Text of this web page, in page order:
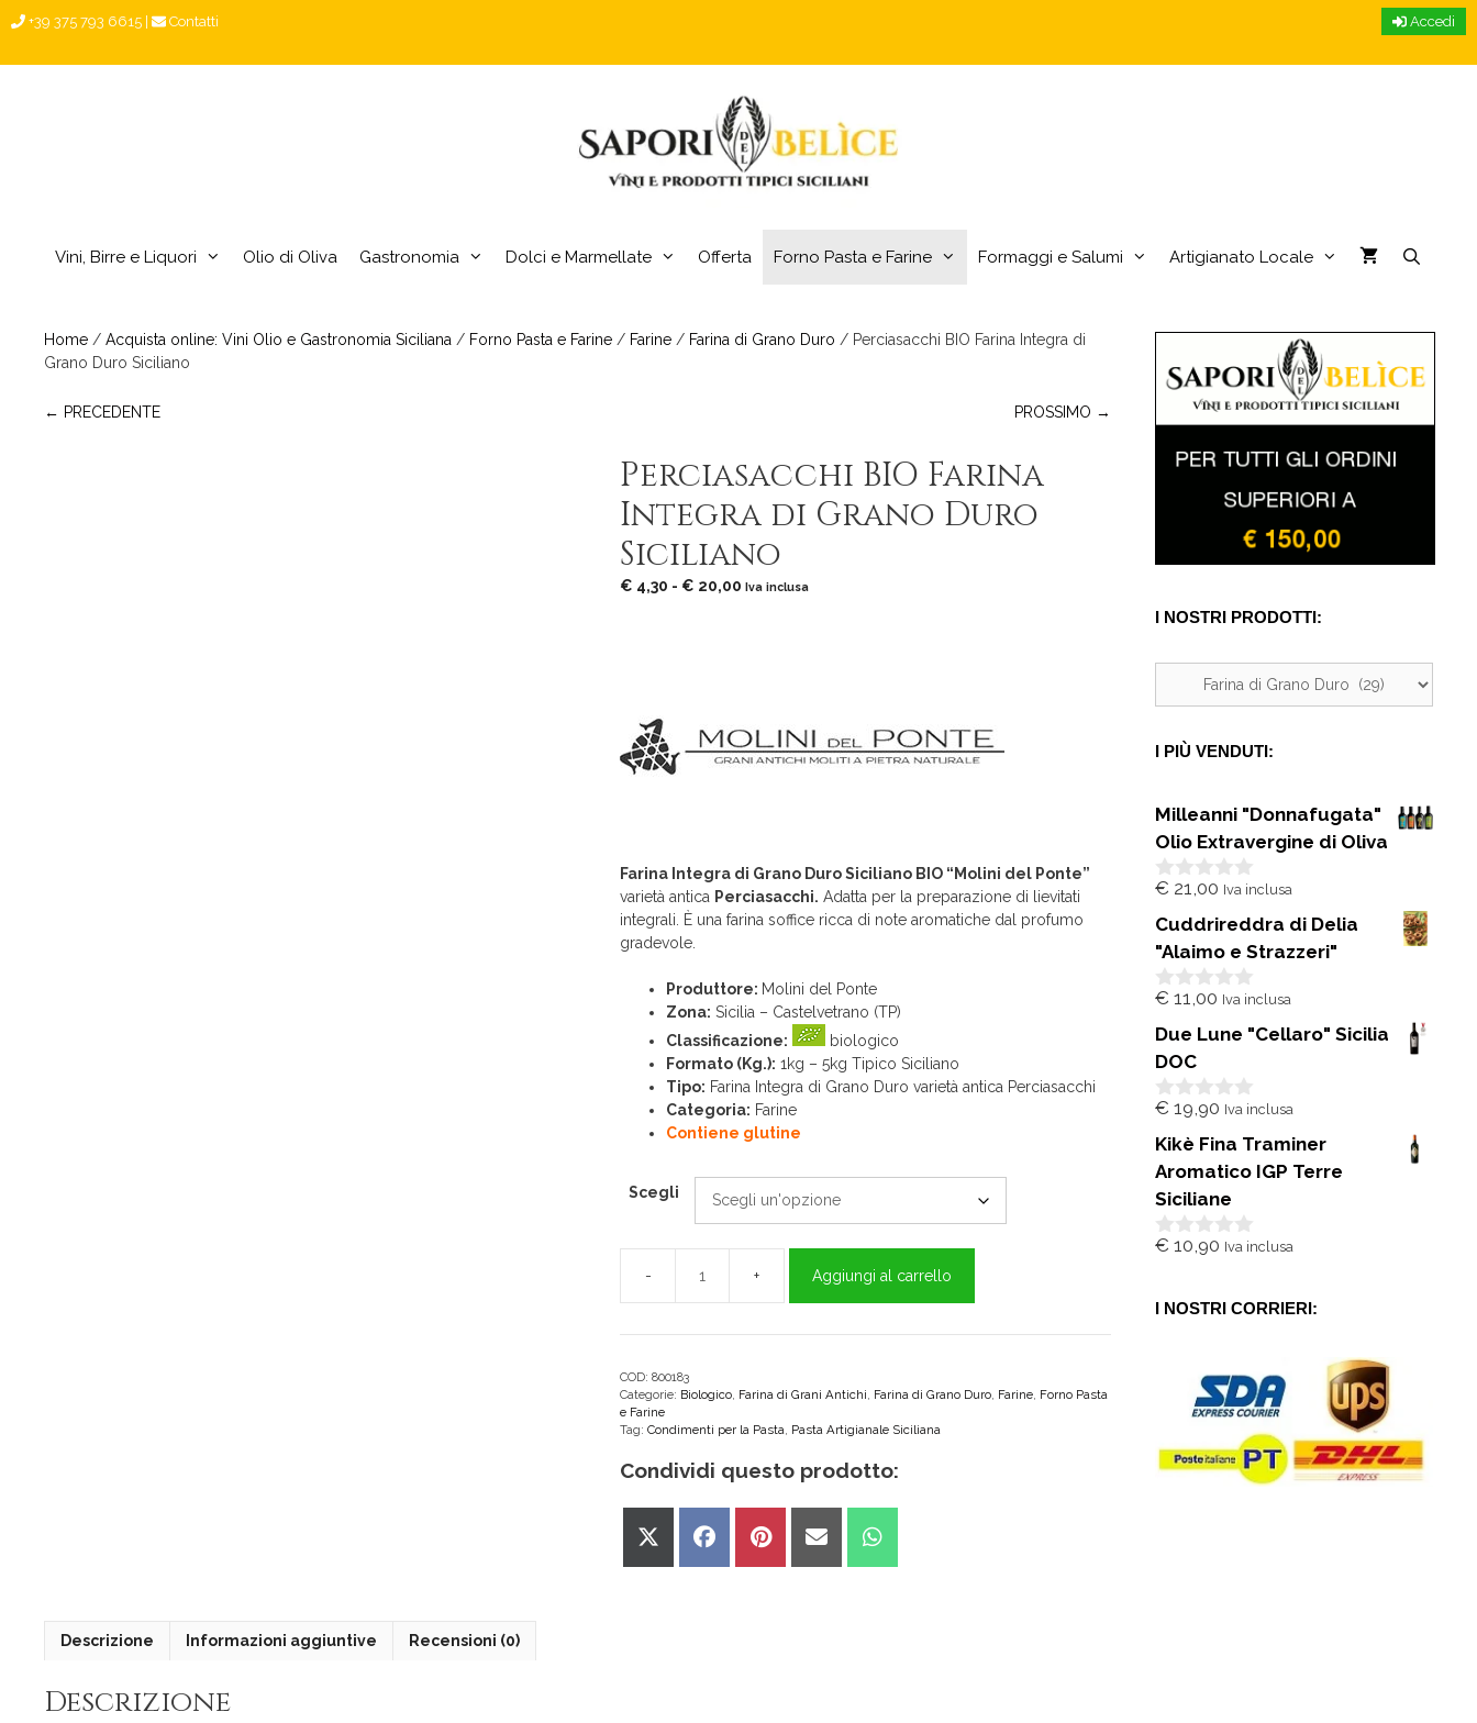
Accedi
+39 375 793 6615 Contatti
Vini, Birre e Liquori Olio di Oliva Gastronomia Dolci e Marmellate Offerta Forno Pasta e Farine Formaggi e Salumi Artigianato Locale
Home / Acquista online: Vini Olio e Gastronomia Siciliana / Forno Pasta e Farine / Farine / Farina di Grano Duro / Perciasacchi BIO Farina Integra di
Grano Duro Siciliano
← PRECEDENTE PROSSIMO →
Perciasacchi BIO Farina
Integra di Grano Duro
Siciliano
€ 4,30 - € 20,00 Fascia
Iva inclusa
Farina Integra di Grano Duro Siciliano BIO “Molini del Ponte”
varietà antica Perciasacchi. Adatta per la preparazione di lievitati
integrali. È una farina soffice ricca di note aromatiche dal profumo
gradevole.
Produttore: Molini del Ponte
Zona: Sicilia – Castelvetrano (TP)
Classificazione:
biologico
Formato (Kg.): 1kg – 5kg Tipico Siciliano
Tipo: Farina Integra di Grano Duro varietà antica Perciasacchi
Categoria: Farine
Contiene glutine
Scegli
Perciasacchi
BIO
Farina
di
Grano
Duro
quantità
Aggiungi al carrello
COD:800183
Categorie: Biologico, Farina di Grani Antichi, Farina di Grano Duro, Farine, Forno Pasta
e Farine
Tag:Condimenti per la Pasta, Pasta Artigianale Siciliana
Condividi questo prodotto:
Share
Share
Share
Share
Share
Descrizione Informazioni aggiuntive Recensioni (0)
Descrizione
I NOSTRI PRODOTTI:
I PIÙ VENDUTI:
Milleanni "Donnafugata"
Olio Extravergine di Oliva
0
u
5
€ 21,00 Iva inclusa
Cuddrireddra di Delia
"Alaimo e Strazzeri"
0
u
5
€ 11,00 Iva inclusa
Due Lune "Cellaro" Sicilia
DOC
0
u
5
€ 19,90 Iva inclusa
Kikè Fina Traminer
Aromatico IGP Terre
Siciliane
0
5
€ 10,90 Iva inclusa
I NOSTRI CORRIERI: